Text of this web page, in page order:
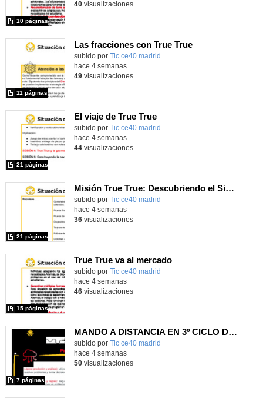
10 páginas
40visualizaciones
Las fracciones con True True
subido por Tic ce40 madrid
11 páginas
hace 4 semanas
49visualizaciones
El viaje de True True
subido por Tic ce40 madrid
21 páginas
hace 4 semanas
44visualizaciones
Misión True True: Descubriendo el Sistema Solar
subido por Tic ce40 madrid
21 páginas
hace 4 semanas
36visualizaciones
True True va al mercado
subido por Tic ce40 madrid
15 páginas
hace 4 semanas
46visualizaciones
MANDO A DISTANCIA EN 3º CICLO DE PRIMARIA
subido por Tic ce40 madrid
7 páginas
hace 4 semanas
50visualizaciones